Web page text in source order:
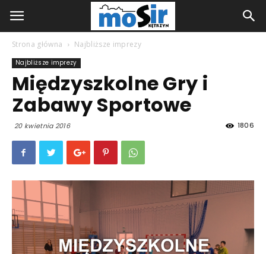
Strona główna Najbliższe imprezy
Najbliższe imprezy
Międzyszkolne Gry i
Zabawy Sportowe
20 kwietnia 2016 1806